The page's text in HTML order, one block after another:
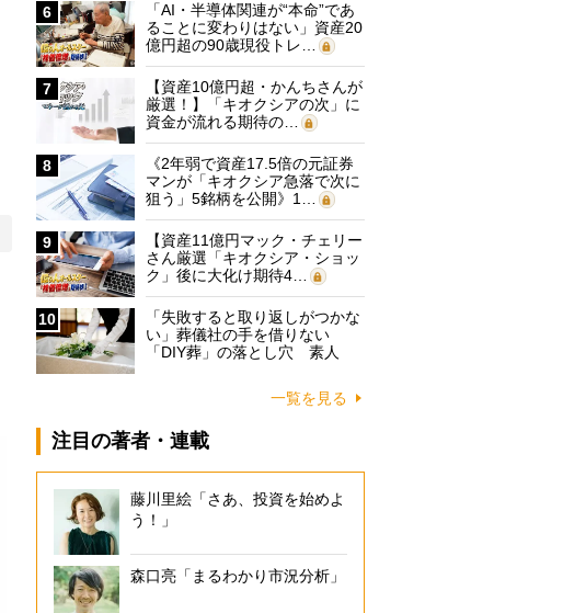
6
「AI・半導体関連が“本命”であ
ることに変わりはない」資産20
億円超の90歳現役トレ…
7
【資産10億円超・かんちさんが
厳選！】「キオクシアの次」に
資金が流れる期待の…
8
《2年弱で資産17.5倍の元証券
マンが「キオクシア急落で次に
狙う」5銘柄を公開》1…
9
【資産11億円マック・チェリー
さん厳選「キオクシア・ショッ
ク」後に大化け期待4…
10
「失敗すると取り返しがつかな
い」葬儀社の手を借りない
「DIY葬」の落とし穴 素人
一覧を見る
注目の著者・連載
藤川里絵「さあ、投資を始めよ
う！」
森口亮「まるわかり市況分析」